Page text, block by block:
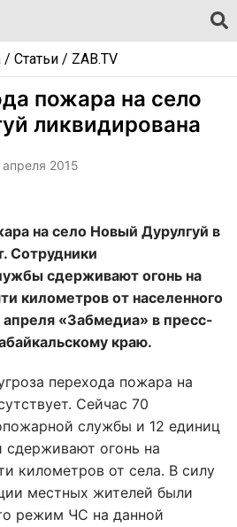
/ Статьи/ ZAB.TV
пожара на село
ликвидирована
2015
на село Новый Дурулгуй в
Сотрудники
сдерживают огонь на
километров от населенного
«Забмедиа» в пресс-
краю.
перехода пожара на
Сейчас 70
службы и 12 единиц
сдерживают огонь на
километров от села. В силу
местных жителей были
режим ЧС на данной